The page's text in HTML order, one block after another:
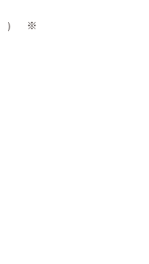
） ※